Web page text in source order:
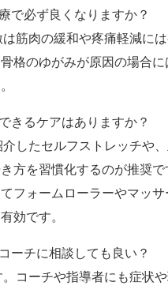
で必ず良くなりますか？
筋肉の緩和や疼痛軽減に
格のゆがみが原因の場合
きるケアはありますか？
介したセルフストレッチや
方を習慣化するのが推奨で
フォームローラーやマッ
効です。
ーチに相談しても良い？
コーチや指導者にも症状や